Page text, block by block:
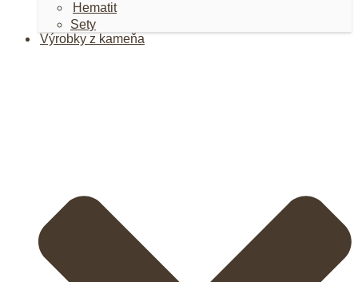
Hematit
Sety
Výrobky z kameňa